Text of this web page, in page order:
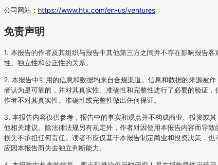
公司网站： https://www.htx.com/en-us/ventures
免责声明
1. 本报告的作者及其组织与报告中其他第三方之间并不存在影响报告客
性、独立性和公正性的关系。
2. 本报告中引用的信息和数据均来自合规渠道。信息和数据的来源被作
者认为是可靠的，并对其真实性、准确性和完整性进行了必要的验证，
作者不对其真实性、准确性或完整性做出任何保证。
3. 本报告内容仅供参考，报告中的事实和观点并不构成商业、投资或其
他相关建议。除法律法规另有规定外，作者对因使用本报告内容而导致
损失不承担任何责任。读者不应仅基于本报告制定商业和投资决策，也
应因本报告而失去独立判断能力。